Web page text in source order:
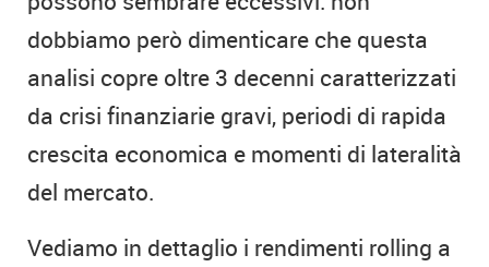
dobbiamo però dimenticare che questa
analisi copre oltre 3 decenni caratterizzati
da crisi finanziarie gravi, periodi di rapida
crescita economica e momenti di lateralità
del mercato.
Vediamo in dettaglio i rendimenti rolling a